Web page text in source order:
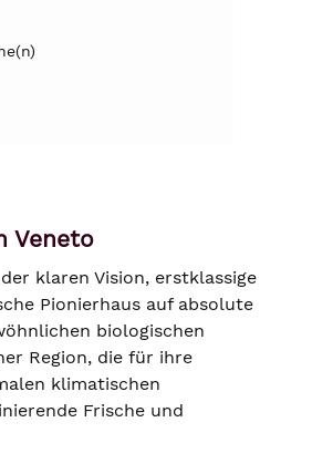
Veneto
klaren Vision, erstklassige
Pionierhaus auf absolute
biologischen
Region, die für ihre
klimatischen
Frische und